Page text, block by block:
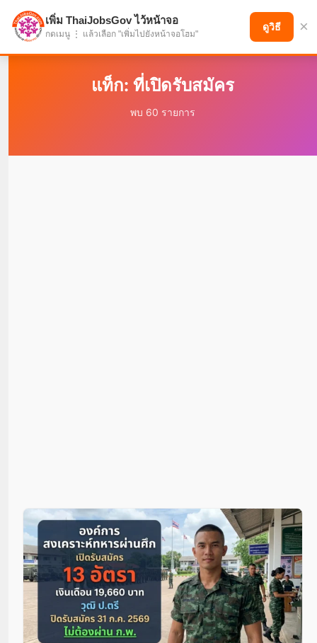
แบ่งปันโอกาส เพื่ออนาคตที่ก้าวหน้า
แท็ก: ที่เปิดรับสมัคร
พบ 60 รายการ
เพิ่ม ThaiJobsGov ไว้หน้าจอ
กดเมนู ⋮ แล้วเลือก "เพิ่มไปยังหน้าจอโฮม"
ดูวิธี ×